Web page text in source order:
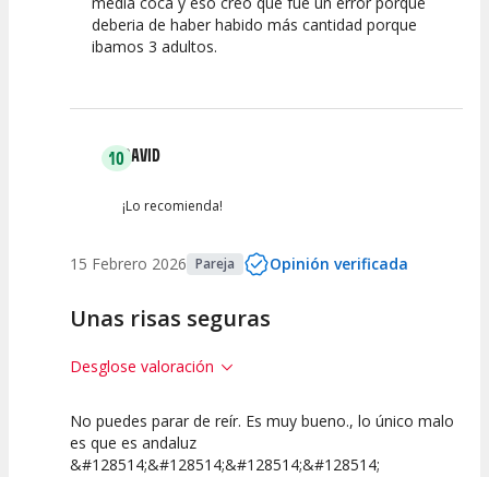
deberia de haber habido más cantidad porque
ibamos 3 adultos.
10DAVID
¡Lo recomienda!
15 Febrero 2026 Pareja Opinión verificada
Unas risas seguras
Desglose valoración
10
Calidad del
10
Puesta en
10
Interpretación
No puedes parar de reír. Es muy bueno., lo único malo
es que es andaluz
&#128514;&#128514;&#128514;&#128514;